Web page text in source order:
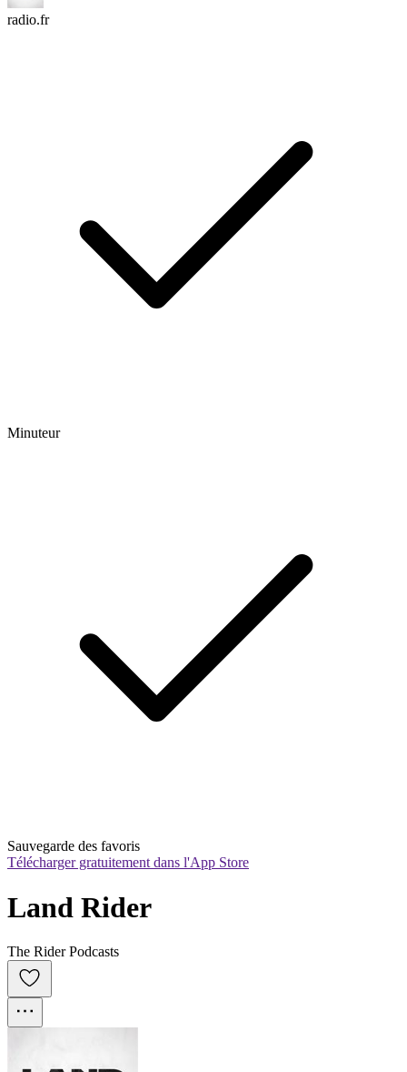
radio.fr
Minuteur
Sauvegarde des favoris
Télécharger gratuitement dans l'App Store
Land Rider
The Rider Podcasts